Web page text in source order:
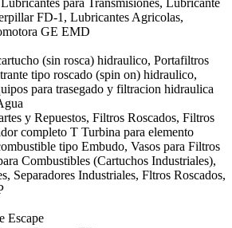
para Transmisiones, Lubricante
FD-1, Lubricantes Agricolas,
GE EMD
(sin rosca) hidraulico, Portafiltros
tipo roscado (spin on) hidraulico,
para trasegado y filtracion hidraulica
y Repuestos, Filtros Roscados, Filtros
completo T Turbina para elemento
tipo Embudo, Vasos para Filtros
Combustibles (Cartuchos Industriales),
Separadores Industriales, Fltros Roscados,
Escape